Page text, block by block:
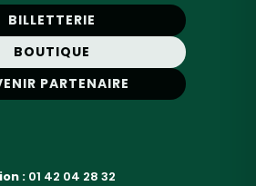
BILLETTERIE
BOUTIQUE
PARTENAIRE
: 01 42 04 28 32